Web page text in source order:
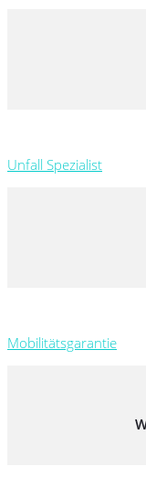
Unfall Spezialist
Mobilitätsgarantie